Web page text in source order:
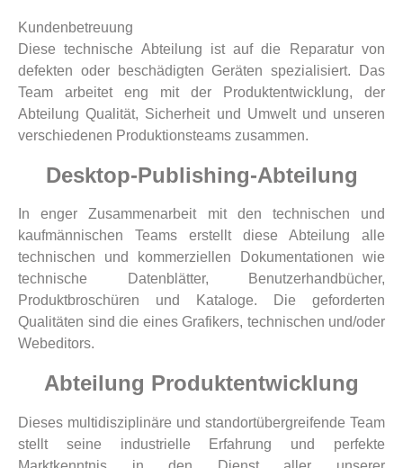
Kundenbetreuung
Diese technische Abteilung ist auf die Reparatur von
defekten oder beschädigten Geräten spezialisiert. Das
Team arbeitet eng mit der Produktentwicklung, der
Abteilung Qualität, Sicherheit und Umwelt und unseren
verschiedenen Produktionsteams zusammen.
Desktop-Publishing-Abteilung
In enger Zusammenarbeit mit den technischen und
kaufmännischen Teams erstellt diese Abteilung alle
technischen und kommerziellen Dokumentationen wie
technische Datenblätter, Benutzerhandbücher,
Produktbroschüren und Kataloge. Die geforderten
Qualitäten sind die eines Grafikers, technischen und/oder
Webeditors.
Abteilung Produktentwicklung
Dieses multidisziplinäre und standortübergreifende Team
stellt seine industrielle Erfahrung und perfekte